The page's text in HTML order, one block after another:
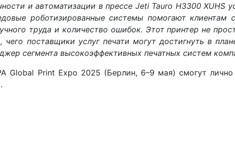
и автоматизации в прессе Jeti Tauro H3300 XUHS
роботизированные системы помогают клиентам
труда и количество ошибок. Этот принтер не
поставщики услуг печати могут достигнуть в
сегмента высокоэффективных печатных систем
Global Print Expo 2025 (Берлин, 6–9 мая) смогут